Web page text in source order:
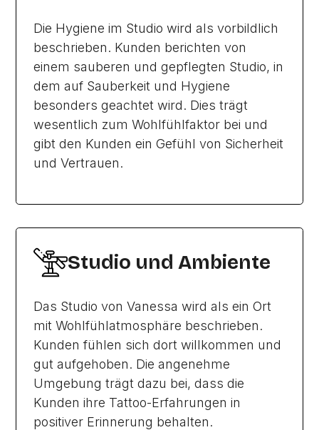
Die Hygiene im Studio wird als vorbildlich
beschrieben. Kunden berichten von
einem sauberen und gepflegten Studio, in
dem auf Sauberkeit und Hygiene
besonders geachtet wird. Dies trägt
wesentlich zum Wohlfühlfaktor bei und
gibt den Kunden ein Gefühl von Sicherheit
und Vertrauen.
Studio und Ambiente
Das Studio von Vanessa wird als ein Ort
mit Wohlfühlatmosphäre beschrieben.
Kunden fühlen sich dort willkommen und
gut aufgehoben. Die angenehme
Umgebung trägt dazu bei, dass die
Kunden ihre Tattoo-Erfahrungen in
positiver Erinnerung behalten.